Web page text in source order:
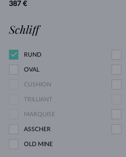
387 €
Schliff
RUND
OVAL
CUSHION
TRILLIANT
MARQUISE
ASSCHER
OLD MINE